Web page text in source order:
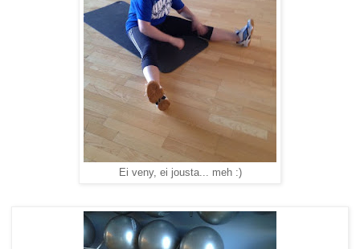
Ei veny, ei jousta... meh :)